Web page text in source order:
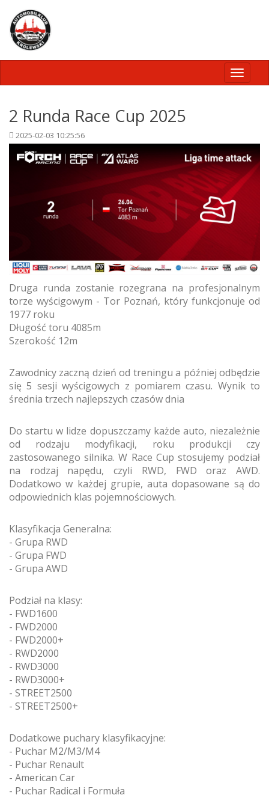
Toggle
2 Runda Race Cup 2025
2025-02-03 10:25:56
Druga runda zostanie rozegrana na profesjonalnym
torze wyścigowym - Tor Poznań, który funkcjonuje od
1977 roku
Długość toru 4085m
Szerokość 12m
Zawodnicy zaczną dzień od treningu a później odbędzie
się 5 sesji wyścigowych z pomiarem czasu. Wynik to
średnia trzech najlepszych czasów dnia
Do startu w lidze dopuszczamy każde auto, niezależnie
od rodzaju modyfikacji, roku produkcji czy
zastosowanego silnika. W Race Cup stosujemy podział
na rodzaj napędu, czyli RWD, FWD oraz AWD.
Dodatkowo w każdej grupie, auta dopasowane są do
odpowiednich klas pojemnościowych.
Klasyfikacja Generalna:
- Grupa RWD
- Grupa FWD
- Grupa AWD
Podział na klasy:
- FWD1600
- FWD2000
- FWD2000+
- RWD2000
- RWD3000
- RWD3000+
- STREET2500
- STREET2500+
Dodatkowe puchary klasyfikacyjne:
- Puchar M2/M3/M4
- Puchar Renault
- American Car
- Puchar Radical i Formuła